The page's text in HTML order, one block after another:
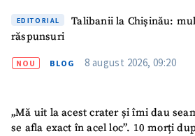
EDITORIAL
Talibanii la Chișinău:
răspunsuri
NOU BLOG 8 august 2026, 09:20
„Mă uit la acest crater și îmi dau
se afla exact în acel loc”. 10 morți